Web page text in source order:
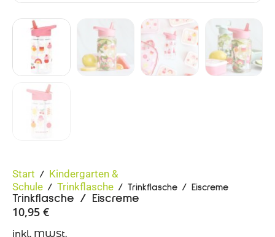
Start / Kindergarten &
Schule / Trinkflasche / Trinkflasche / Eiscreme
Trinkflasche / Eiscreme
10,95 €
inkl. MWSt.